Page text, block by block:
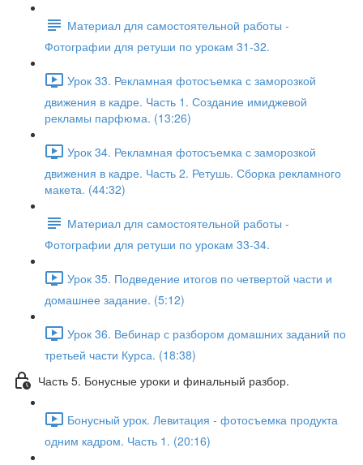
Материал для самостоятельной работы -
Фотографии для ретуши по урокам 31-32.
Урок 33. Рекламная фотосъемка с заморозкой
движения в кадре. Часть 1. Создание имиджевой
рекламы парфюма. (13:26)
Урок 34. Рекламная фотосъемка с заморозкой
движения в кадре. Часть 2. Ретушь. Сборка рекламного
макета. (44:32)
Материал для самостоятельной работы -
Фотографии для ретуши по урокам 33-34.
Урок 35. Подведение итогов по четвертой части и
домашнее задание. (5:12)
Урок 36. Вебинар с разбором домашних заданий по
третьей части Курса. (18:38)
Часть 5. Бонусные уроки и финальный разбор.
Бонусный урок. Левитация - фотосъемка продукта
одним кадром. Часть 1. (20:16)